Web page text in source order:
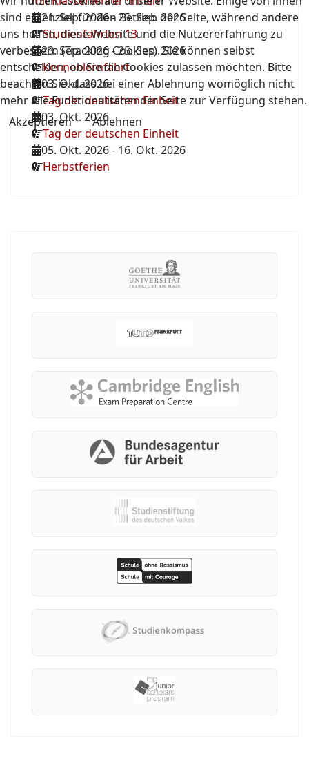
21. Sep. 2026-25. Sep. 2026
Studienfahrten 13
23. Sep. 2026-25. Sep. 2026
Kennenlernfahrt
03. Okt. 2026
Tag der deutschen Einheit
03. Okt. 2026
Tag der deutschen Einheit
05. Okt. 2026- 16. Okt. 2026
Herbstferien
sind essenziell für den Betrieb der Seite, während andere
uns helfen, diese Website und die Nutzererfahrung zu
verbessern (Tracking Cookies). Sie können selbst
entscheiden, ob Sie die Cookies zulassen möchten. Bitte
beachten Sie, dass bei einer Ablehnung womöglich nicht
mehr alle Funktionalitäten der Seite zur Verfügung stehen.
Akzeptieren
Ablehnen